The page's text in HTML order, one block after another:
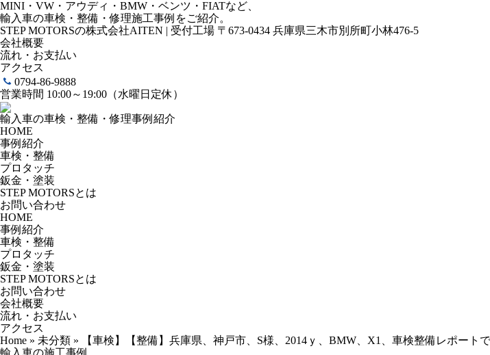
MINI・VW・アウディ・BMW・ベンツ・FIATなど、
輸入車の車検・整備・修理施工事例をご紹介。
STEP MOTORSの株式会社AITEN | 受付工場 〒673-0434 兵庫県三木市別所町小林476-5
会社概要
流れ・お支払い
アクセス
0794-86-9888
営業時間 10:00～19:00（水曜日定休）
輸入車の車検・整備・修理事例紹介
HOME
事例紹介
車検・整備
プロタッチ
鈑金・塗装
STEP MOTORSとは
お問い合わせ
HOME
事例紹介
車検・整備
プロタッチ
鈑金・塗装
STEP MOTORSとは
お問い合わせ
会社概要
流れ・お支払い
アクセス
Home » 未分類 » 【車検】【整備】兵庫県、神戸市、S様、2014ｙ、BMW、X1、車検整備レポート
輸入車の施工事例